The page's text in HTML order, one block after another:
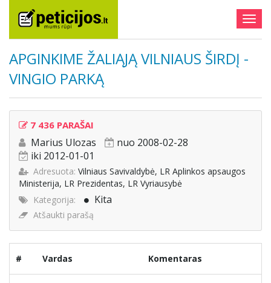
APGINKIME ŽALIĄJĄ VILNIAUS ŠIRDĮ -
VINGIO PARKĄ
7 436 PARAŠAI
Marius Ulozas
nuo 2008-02-28
iki 2012-01-01
Adresuota: Vilniaus Savivaldybė, LR Aplinkos apsaugos
Ministerija, LR Prezidentas, LR Vyriausybė
Kategorija:
Kita
Atšaukti parašą
# Vardas Komentaras